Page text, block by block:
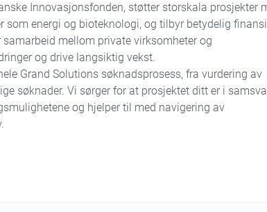
Innovasjonsfonden, støtter storskala prosjekter
energi og bioteknologi, og tilbyr betydelig
mellom private virksomheter og
og drive langsiktig vekst.
Grand Solutions søknadsprosess, fra vurdering av
søknader. Vi sørger for at prosjektet ditt er i
og hjelper til med navigering av